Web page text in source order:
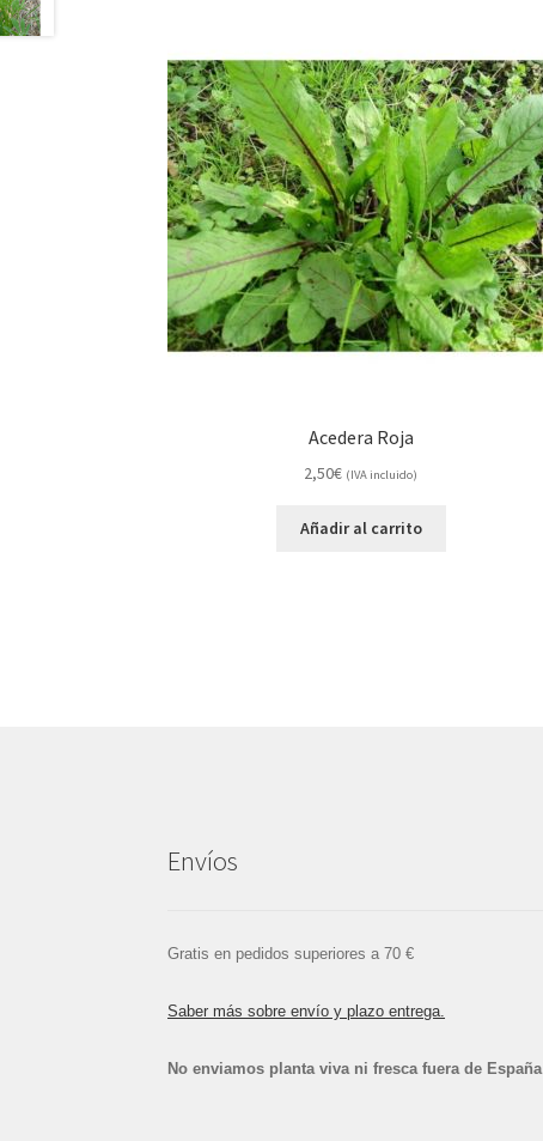
Acedera Roja
2,50€ (IVA incluido)
Añadir al carrito
Envíos
Gratis en pedidos superiores a 70 €
Saber más sobre envío y plazo entrega.
No enviamos planta viva ni fresca fuera de España